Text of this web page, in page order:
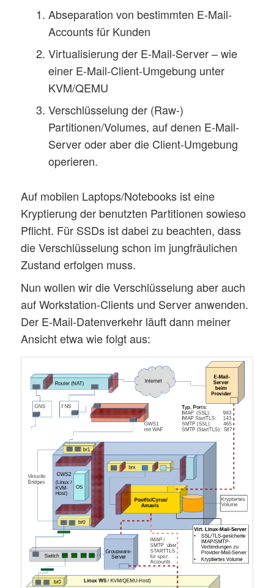
Abseparation von bestimmten E-Mail-
Accounts für Kunden
Virtualisierung der E-Mail-Server – wie
einer E-Mail-Client-Umgebung unter
KVM/QEMU
Verschlüsselung der (Raw-)
Partitionen/Volumes, auf denen E-Mail-
Server oder aber die Client-Umgebung
operieren.
Auf mobilen Laptops/Notebooks ist eine
Kryptierung der benutzten Partitionen sowieso
Pflicht. Für SSDs ist dabei zu beachten, dass
die Verschlüsselung schon im jungfräulichen
Zustand erfolgen muss.
Nun wollen wir die Verschlüsselung aber auch
auf Workstation-Clients und Server anwenden.
Der E-Mail-Datenverkehr läuft dann meiner
Ansicht etwa wie folgt aus: